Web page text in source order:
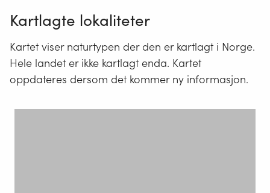
Kartlagte lokaliteter
Kartet viser naturtypen der den er kartlagt i Norge.
Hele landet er ikke kartlagt enda. Kartet
oppdateres dersom det kommer ny informasjon.